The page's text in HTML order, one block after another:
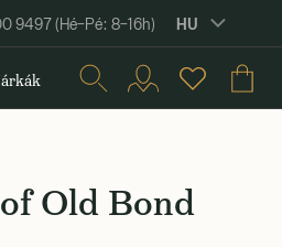
9497 (Hé–Pé: 8–16h) HU
Old Bond